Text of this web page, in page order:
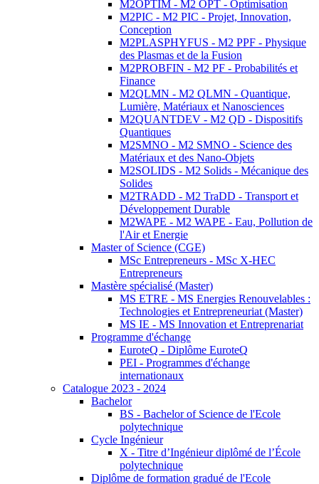
M2OPTIM - M2 OPT - Optimisation
M2PIC - M2 PIC - Projet, Innovation,
Conception
M2PLASPHYFUS - M2 PPF - Physique
des Plasmas et de la Fusion
M2PROBFIN - M2 PF - Probabilités et
Finance
M2QLMN - M2 QLMN - Quantique,
Lumière, Matériaux et Nanosciences
M2QUANTDEV - M2 QD - Dispositifs
Quantiques
M2SMNO - M2 SMNO - Science des
Matériaux et des Nano-Objets
M2SOLIDS - M2 Solids - Mécanique des
Solides
M2TRADD - M2 TraDD - Transport et
Développement Durable
M2WAPE - M2 WAPE - Eau, Pollution de
l'Air et Energie
Master of Science (CGE)
MSc Entrepreneurs - MSc X-HEC
Entrepreneurs
Mastère spécialisé (Master)
MS ETRE - MS Energies Renouvelables :
Technologies et Entrepreneuriat (Master)
MS IE - MS Innovation et Entreprenariat
Programme d'échange
EuroteQ - Diplôme EuroteQ
PEI - Programmes d'échange
internationaux
Catalogue 2023 - 2024
Bachelor
BS - Bachelor of Science de l'Ecole
polytechnique
Cycle Ingénieur
X - Titre d’Ingénieur diplômé de l’École
polytechnique
Diplôme de formation gradué de l'Ecole